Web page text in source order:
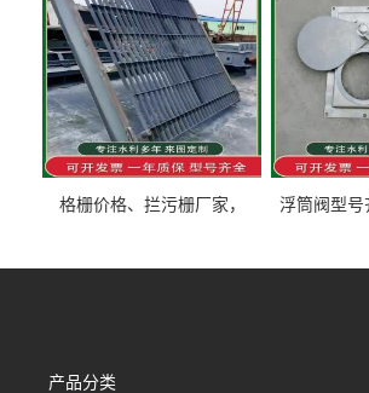
格栅价格、拦污栅厂家，
浮筒阀型号
道水库电站
产品分类